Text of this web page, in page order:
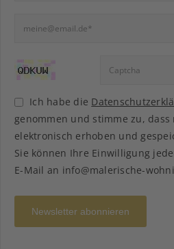
Ich habe die
genommen und stimme zu, dass
elektronisch erhoben und
Sie können Ihre Einwilligung
E-Mail an info@malerische-